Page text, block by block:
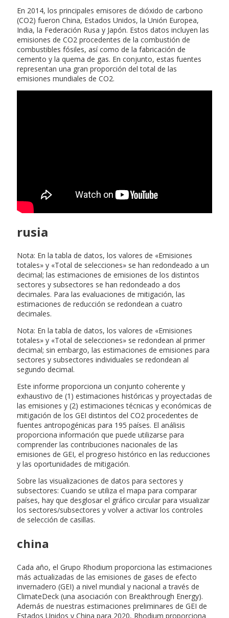
En 2014, los principales emisores de dióxido de carbono
(CO2) fueron China, Estados Unidos, la Unión Europea,
India, la Federación Rusa y Japón. Estos datos incluyen las
emisiones de CO2 procedentes de la combustión de
combustibles fósiles, así como de la fabricación de
cemento y la quema de gas. En conjunto, estas fuentes
representan una gran proporción del total de las
emisiones mundiales de CO2.
rusia
Nota: En la tabla de datos, los valores de «Emisiones
totales» y «Total de selecciones» se han redondeado a un
decimal; las estimaciones de emisiones de los distintos
sectores y subsectores se han redondeado a dos
decimales. Para las evaluaciones de mitigación, las
estimaciones de reducción se redondean a cuatro
decimales.
Nota: En la tabla de datos, los valores de «Emisiones
totales» y «Total de selecciones» se redondean al primer
decimal; sin embargo, las estimaciones de emisiones para
sectores y subsectores individuales se redondean al
segundo decimal.
Este informe proporciona un conjunto coherente y
exhaustivo de (1) estimaciones históricas y proyectadas de
las emisiones y (2) estimaciones técnicas y económicas de
mitigación de los GEI distintos del CO2 procedentes de
fuentes antropogénicas para 195 países. El análisis
proporciona información que puede utilizarse para
comprender las contribuciones nacionales de las
emisiones de GEI, el progreso histórico en las reducciones
y las oportunidades de mitigación.
Sobre las visualizaciones de datos para sectores y
subsectores: Cuando se utiliza el mapa para comparar
países, hay que desglosar el gráfico circular para visualizar
los sectores/subsectores y volver a activar los controles
de selección de casillas.
china
Cada año, el Grupo Rhodium proporciona las estimaciones
más actualizadas de las emisiones de gases de efecto
invernadero (GEI) a nivel mundial y nacional a través de
ClimateDeck (una asociación con Breakthrough Energy).
Además de nuestras estimaciones preliminares de GEI de
Estados Unidos y China para 2020, Rhodium proporciona